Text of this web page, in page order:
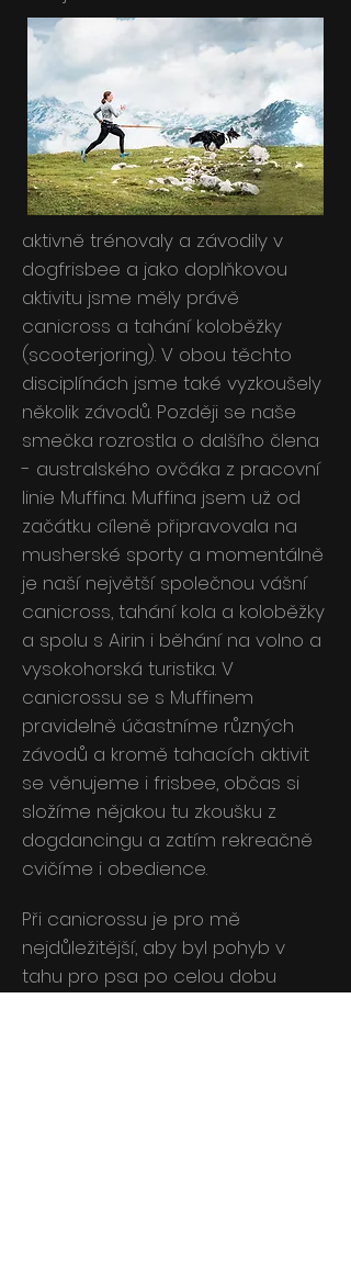
aktivně trénovaly a závodily v
dogfrisbee a jako doplňkovou
aktivitu jsme měly právě
canicross a tahání koloběžky
(scooterjoring). V obou těchto
disciplínách jsme také vyzkoušely
několik závodů. Později se naše
smečka rozrostla o dalšího člena
- australského ovčáka z pracovní
linie Muffina. Muffina jsem už od
začátku cíleně připravovala na
musherské sporty a momentálně
je naší největší společnou vášní
canicross, tahání kola a koloběžky
a spolu s Airin i běhání na volno a
vysokohorská turistika. V
canicrossu se s Muffinem
pravidelně účastníme různých
závodů a kromě tahacích aktivit
se věnujeme i frisbee, občas si
složíme nějakou tu zkoušku z
dogdancingu a zatím rekreačně
cvičíme i obedience.
Při canicrossu je pro mě
nejdůležitější, aby byl pohyb v
tahu pro psa po celou dobu